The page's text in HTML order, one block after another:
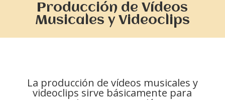
Producción de Vídeos
Musicales y Videoclips
La producción de vídeos musicales y
videoclips sirve básicamente para